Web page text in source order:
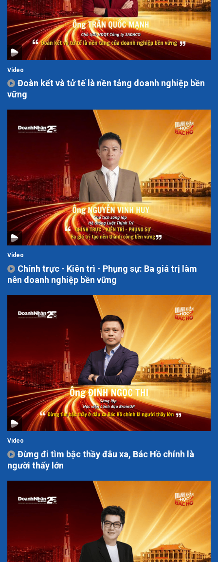
Video
Đoàn kết và tử tế là nền tảng doanh nghiệp bền
vững
Video
Chính trực - Kiên trì - Phụng sự: Ba giá trị làm
nên doanh nghiệp bền vững
Video
Đừng đi tìm bậc thầy đâu xa, Bác Hồ chính là
người thấy lớn